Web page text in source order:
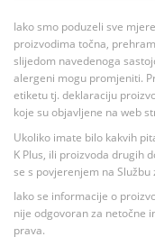
Iako smo poduzeli sve
proizvodima točna,
slijedom navedenoga
alergeni mogu promjeniti.
etiketu tj. deklaraciju
koje su objavljene na web
Ukoliko imate bilo kakvih
K Plus, ili proizvoda drugih
se s povjerenjem na Službu
Iako se informacije o
nije odgovoran za netočne
prava.